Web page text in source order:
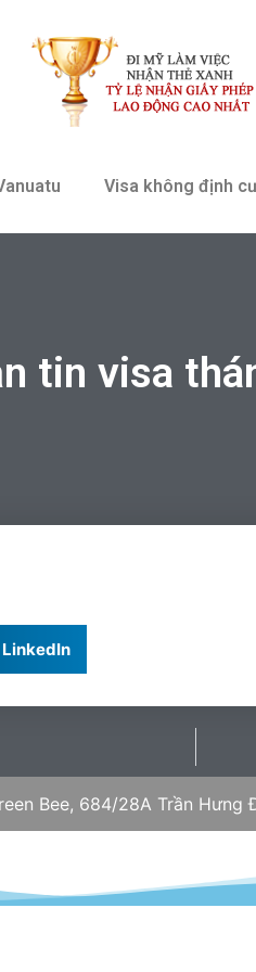
Visa không định
tin visa
LinkedIn
Bee, 684/28A Trần Hưng